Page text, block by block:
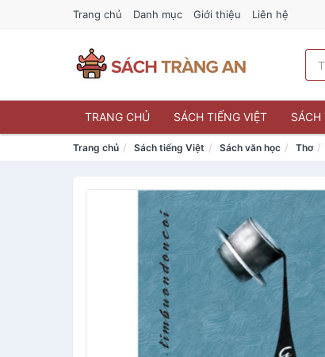
Trang chủ Danh mục Giới thiệu Liên hệ
TRANG CHỦ SÁCH TIẾNG VIỆT SÁCH
Trang chủ Sách tiếng Việt Sách văn học Thơ